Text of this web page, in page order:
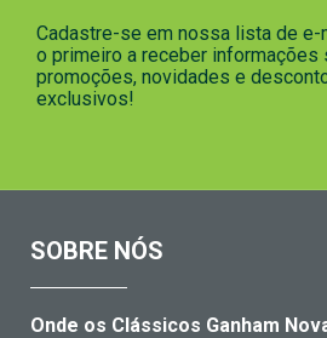
Cadastre-se em nossa lista de e-
o primeiro a receber informações
promoções, novidades e
exclusivos!
SOBRE NÓS
Onde os Clássicos Ganham